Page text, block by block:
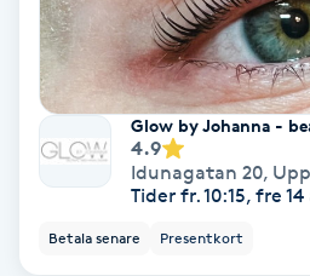
Kostrådgivning
Kroppsinpackning
Kroppspeeling
Käkledsbehandling
Glow by Johanna -
4.9
Idunagatan 20,
Tider fr. 10:15, fre
Betala senare Presentkort